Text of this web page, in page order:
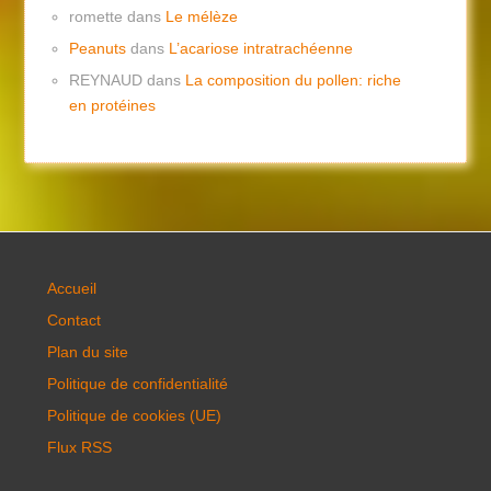
romette dans Le mélèze
Peanuts dans L’acariose intratrachéenne
REYNAUD dans La composition du pollen: riche
en protéines
Accueil
Contact
Plan du site
Politique de confidentialité
Politique de cookies (UE)
Flux RSS